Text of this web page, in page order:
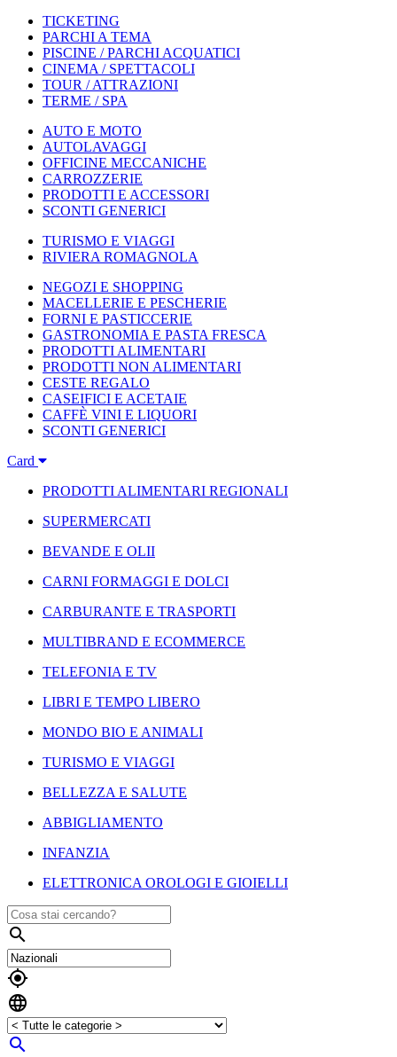
TICKETING
PARCHI A TEMA
PISCINE / PARCHI ACQUATICI
CINEMA / SPETTACOLI
TOUR / ATTRAZIONI
TERME / SPA
AUTO E MOTO
AUTOLAVAGGI
OFFICINE MECCANICHE
CARROZZERIE
PRODOTTI E ACCESSORI
SCONTI GENERICI
TURISMO E VIAGGI
RIVIERA ROMAGNOLA
NEGOZI E SHOPPING
MACELLERIE E PESCHERIE
FORNI E PASTICCERIE
GASTRONOMIA E PASTA FRESCA
PRODOTTI ALIMENTARI
PRODOTTI NON ALIMENTARI
CESTE REGALO
CASEIFICI E ACETAIE
CAFFÈ VINI E LIQUORI
SCONTI GENERICI
Card
PRODOTTI ALIMENTARI REGIONALI
SUPERMERCATI
BEVANDE E OLII
CARNI FORMAGGI E DOLCI
CARBURANTE E TRASPORTI
MULTIBRAND E ECOMMERCE
TELEFONIA E TV
LIBRI E TEMPO LIBERO
MONDO BIO E ANIMALI
TURISMO E VIAGGI
BELLEZZA E SALUTE
ABBIGLIAMENTO
INFANZIA
ELETTRONICA OROLOGI E GIOIELLI



